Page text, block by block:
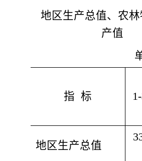
地区生产总值、农
产值
指  标
地区生产总值